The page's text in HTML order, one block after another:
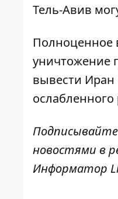
Тель-Авив
Полноценное
уничтожение
вывести Иран
новостями в
Информатор